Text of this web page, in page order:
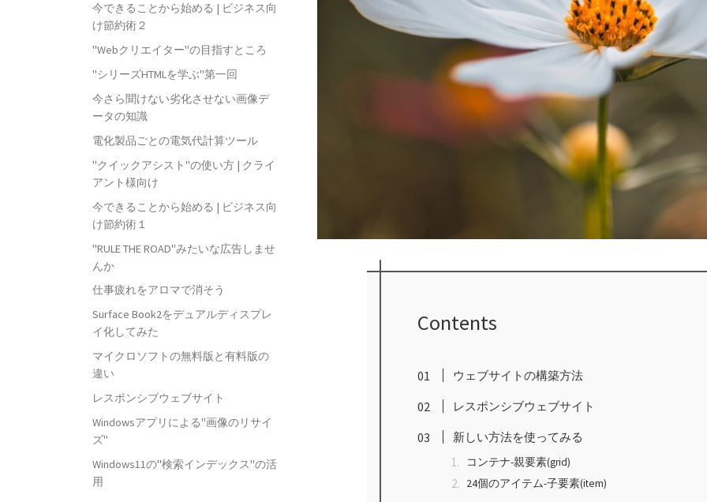
Contents
ウェブサイトの構築方法
レスポンシブウェブサイト
新しい方法を使ってみる
コンテナ-親要素(grid)
24個のアイテム-子要素(item)
今できることから始める | ビジネス向
け節約術２
"Webクリエイター"の目指すところ
"シリーズHTMLを学ぶ"第一回
今さら聞けない劣化させない画像デ
ータの知識
電化製品ごとの電気代計算ツール
"クイックアシスト"の使い方 | クライ
アント様向け
今できることから始める | ビジネス向
け節約術１
"RULE THE ROAD"みたいな広告しませ
んか
仕事疲れをアロマで消そう
Surface Book2をデュアルディスプレ
イ化してみた
マイクロソフトの無料版と有料版の
違い
レスポンシブウェブサイト
Windowsアプリによる"画像のリサイ
ズ"
Windows11の"検索インデックス"の活
用